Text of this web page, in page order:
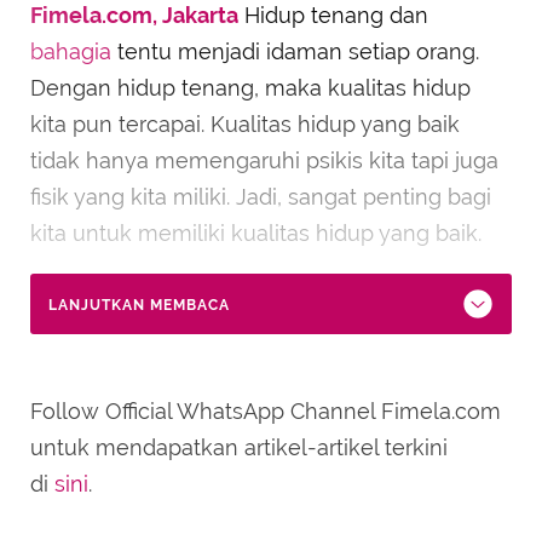
Fimela.com, Jakarta Hidup tenang dan
bahagia tentu menjadi idaman setiap orang.
Dengan hidup tenang, maka kualitas hidup
kita pun tercapai. Kualitas hidup yang baik
tidak hanya memengaruhi psikis kita tapi juga
fisik yang kita miliki. Jadi, sangat penting bagi
kita untuk memiliki kualitas hidup yang baik.
LANJUTKAN MEMBACA
Follow Official WhatsApp Channel Fimela.com
untuk mendapatkan artikel-artikel terkini
di sini.